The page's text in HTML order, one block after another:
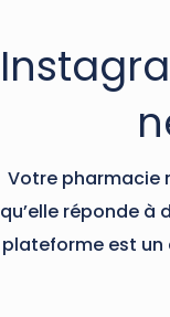
Votre pharmacie
qu’elle réponde à
plateforme est